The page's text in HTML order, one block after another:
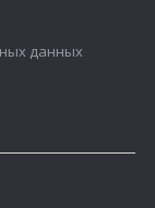
данных